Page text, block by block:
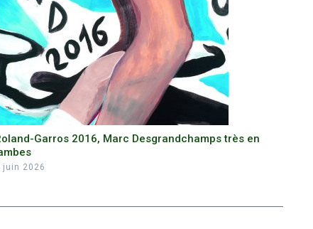
Garros 2016, Marc Desgrandchamps très en
juin 2026